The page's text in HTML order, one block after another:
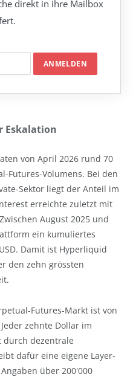
direkt in ihre Mailbox
Eskalation
von April 2026 rund 70
Futures-Volumens. Bei den
Sektor liegt der Anteil im
erreichte zuletzt mit
August 2025 und
ein kumuliertes
Damit ist Hyperliquid
den zehn grössten
Futures-Markt ist von
zehnte Dollar im
durch dezentrale
dafür eine eigene Layer-
über 200'000